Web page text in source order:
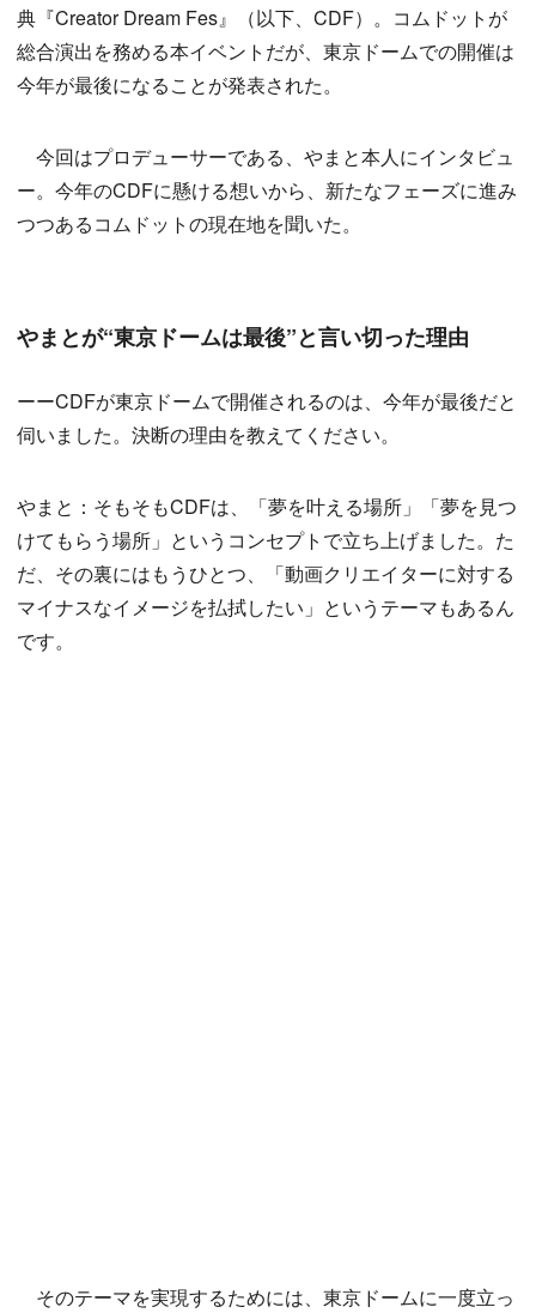
典『Creator Dream Fes』（以下、CDF）。コムドットが
総合演出を務める本イベントだが、東京ドームでの開催は
今年が最後になることが発表された。
今回はプロデューサーである、やまと本人にインタビュ
ー。今年のCDFに懸ける想いから、新たなフェーズに進み
つつあるコムドットの現在地を聞いた。
やまとが“東京ドームは最後”と言い切った理由
ーーCDFが東京ドームで開催されるのは、今年が最後だと
伺いました。決断の理由を教えてください。
やまと：そもそもCDFは、「夢を叶える場所」「夢を見つ
けてもらう場所」というコンセプトで立ち上げました。た
だ、その裏にはもうひとつ、「動画クリエイターに対する
マイナスなイメージを払拭したい」というテーマもあるん
です。
そのテーマを実現するためには、東京ドームに一度立っ